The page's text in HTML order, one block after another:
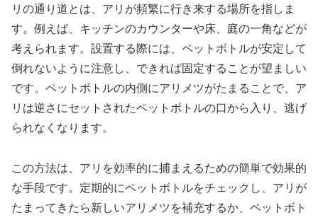
リの通り道とは、アリが頻繁に行き来する場所を指しま
す。例えば、キッチンのカウンターや床、庭の一角などが
考えられます。設置する際には、ペットボトルが安定して
倒れないように注意し、できれば固定することが望ましい
です。ペットボトルの内側にアリメツがたまることで、ア
リは逆さにセットされたペットボトルの口から入り、逃げ
られなくなります。
この方法は、アリを効率的に捕まえるための簡単で効果的
な手段です。定期的にペットボトルをチェックし、アリが
たまってきたら新しいアリメツを補充するか、ペットボト